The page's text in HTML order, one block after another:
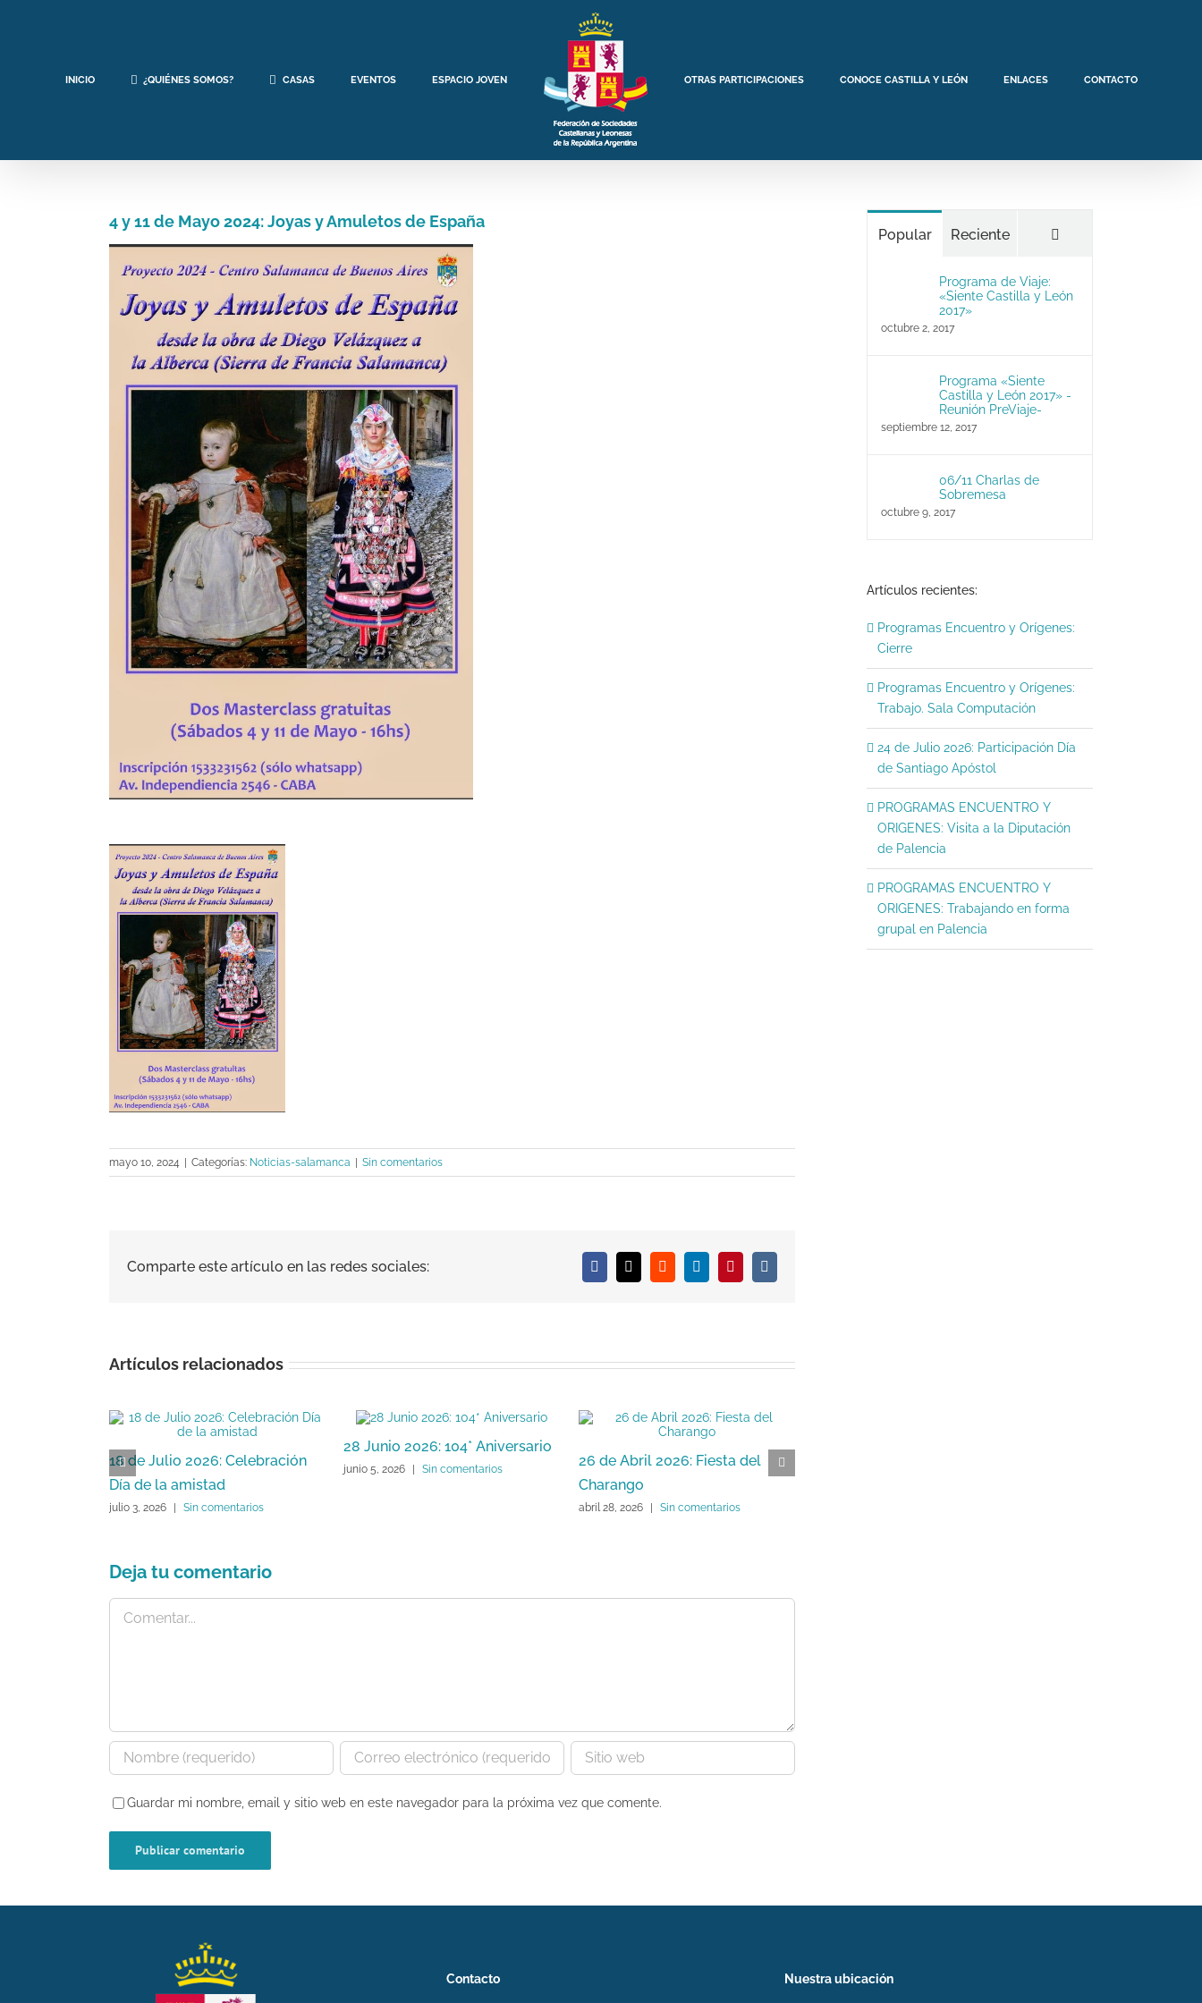
INICIO ¿QUIÉNES SOMOS? CASAS EVENTOS ESPACIO JOVEN OTRAS PARTICIPACIONES CONOCE CASTILLA Y LEÓN ENLACES CONTACTO
4 y 11 de Mayo 2024: Joyas y Amuletos de España
imagen
más
grande
mayo 10, 2024 Categorías: Noticias-salamanca Sin comentarios
Comparte este artículo en las redes sociales: Facebook
X RedditLinkedInPinterestVk
Artículos relacionados
18 de Julio 2026: Celebración
Día de la amistad
julio 3, 2026 | Sin comentarios
28 Junio 2026: 104* Aniversario
junio 5, 2026 | Sin comentarios
26 de Abril 2026: Fiesta del
Charango
abril 28, 2026 | Sin comentarios
Deja tu comentario
Comentar
Guardar mi nombre, email y sitio web en este navegador para la próxima vez que comente.
Popular Reciente
Programa de Viaje:
«Siente Castilla y León
2017»
octubre 2, 2017
Programa «Siente
Castilla y León 2017» -
Reunión PreViaje-
septiembre 12, 2017
06/11 Charlas de
Sobremesa
octubre 9, 2017
Artículos recientes:
Programas Encuentro y Orígenes:
Cierre
Programas Encuentro y Orígenes:
Trabajo. Sala Computación
24 de Julio 2026: Participación Día
de Santiago Apóstol
PROGRAMAS ENCUENTRO Y
ORIGENES: Visita a la Diputación
de Palencia
PROGRAMAS ENCUENTRO Y
ORIGENES: Trabajando en forma
grupal en Palencia
Contacto Nuestra ubicación